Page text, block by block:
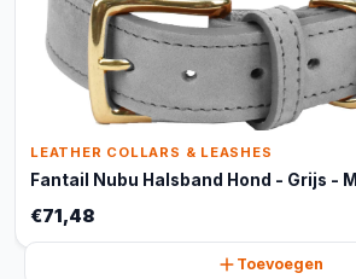
LEATHER COLLARS & LEASHES
Fantail Nubu Halsband Hond - Grijs - M
€71,48
Toevoegen